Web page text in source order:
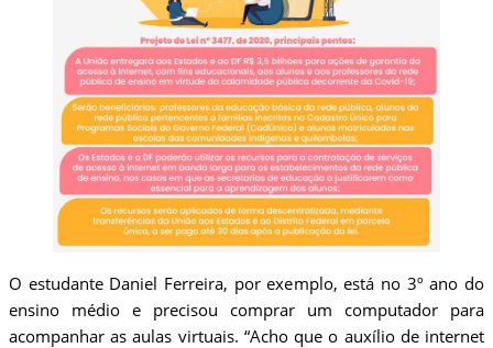
O estudante Daniel Ferreira, por exemplo, está no 3º ano do
ensino médio e precisou comprar um computador para
acompanhar as aulas virtuais. “Acho que o auxílio de internet